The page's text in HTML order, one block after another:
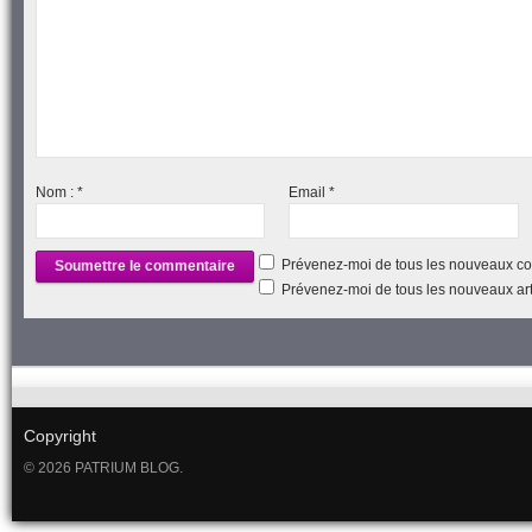
Nom : * Email*
Prévenez-moi de tous les nouveaux
Prévenez-moi de tous les nouveaux
Copyright
© 2026 PATRIUM BLOG.